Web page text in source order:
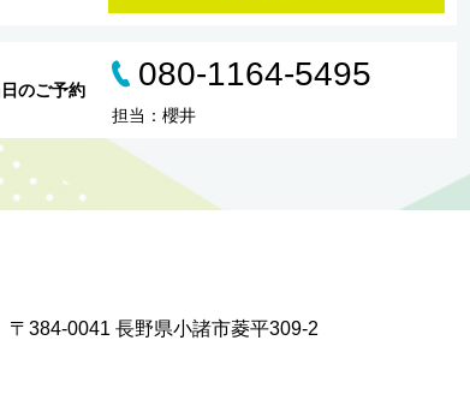
のご予約 080-1164-5495
担当：櫻井
〒384-0041 長野県小諸市菱平309-2